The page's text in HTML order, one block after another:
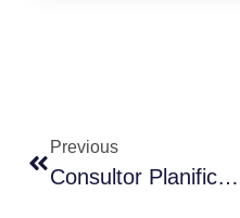
Previous
Consultor Planificación De La Producción Industrial